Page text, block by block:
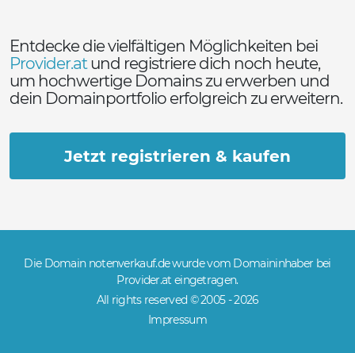
Entdecke die vielfältigen Möglichkeiten bei
Provider.atund registriere dich noch heute,
um hochwertige Domains zu erwerben und
dein Domainportfolio erfolgreich zu erweitern.
Jetzt registrieren & kaufen
Die Domain notenverkauf.de wurde vom Domaininhaber bei
Provider.at eingetragen.
All rights reserved © 2005 -2026
Impressum